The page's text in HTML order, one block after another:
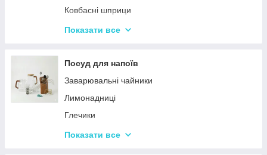
Ковбасні шприци
Кухонні підставки
Терки
Набори для спецій
Ємності для зберігання
Набори кухонних ножів і лопаток
Маслянки
Показати все
Посуд для напоїв
Заварювальні чайники
Лимонадниці
Глечики
Склянки
Показати все